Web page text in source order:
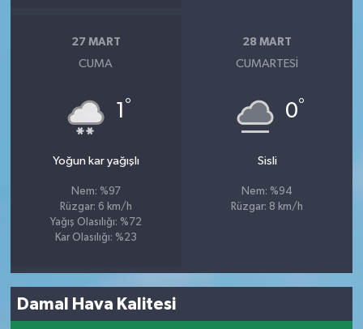
27 MART
CUMA
1 °
Yoğun kar yağışlı
Nem: %97
Rüzgar: 6 km/h
Yağış Olasılığı: %72
Kar Olasılığı: %23
28 MART
CUMARTESI
0°
Sisli
Nem: %94
Rüzgar: 8 km/h
Damal Hava Kalitesi